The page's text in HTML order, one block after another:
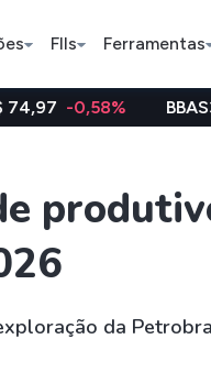
FIIs Ferramentas
BBAS3 R$ 20,05 -
da